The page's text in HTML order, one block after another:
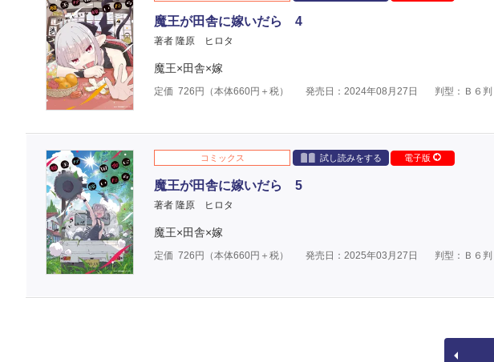
魔王が田舎に嫁いだら 4
著者 隆原 ヒロタ
魔王×田舎×嫁
定価 726 円（本体660円＋税） 発売日：2024年08月27日 判型：Ｂ６判
コミックス 試し読みをする 電子版
魔王が田舎に嫁いだら 5
著者 隆原 ヒロタ
魔王×田舎×嫁
定価 726 円（本体660円＋税） 発売日：2025年03月27日 判型：Ｂ６判